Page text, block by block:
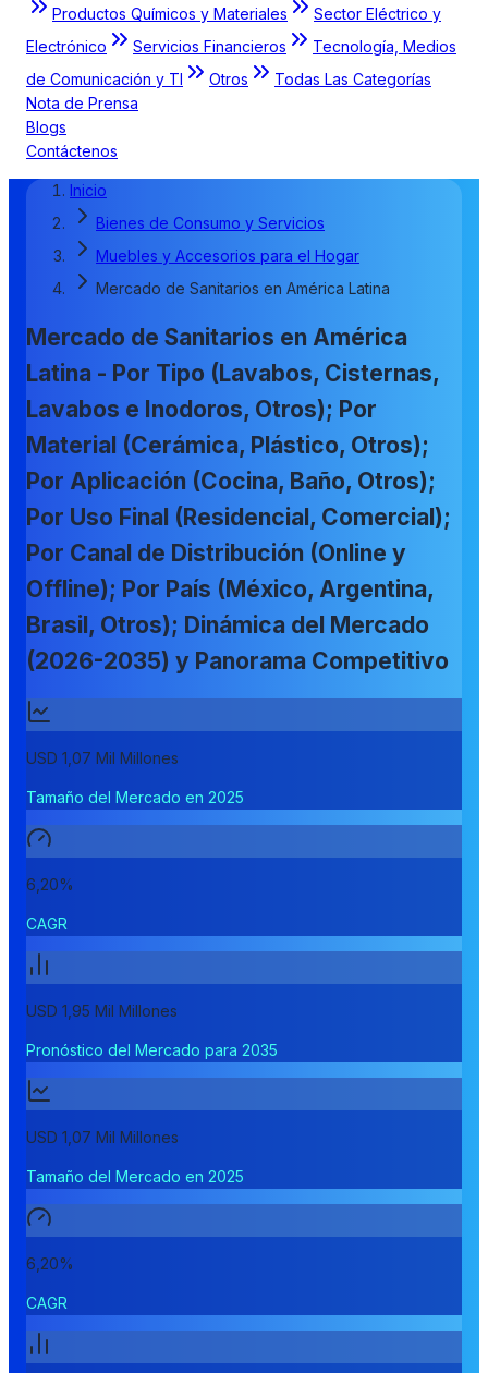
Productos Químicos y Materiales
Sector Eléctrico y
Electrónico
Servicios Financieros
Tecnología, Medios
de Comunicación y TI
Otros
Todas Las Categorías
Nota de Prensa
Blogs
Contáctenos
Inicio
Bienes de Consumo y Servicios
Muebles y Accesorios para el Hogar
Mercado de Sanitarios en América Latina
Mercado de Sanitarios en América
Latina - Por Tipo (Lavabos, Cisternas,
Lavabos e Inodoros, Otros); Por
Material (Cerámica, Plástico, Otros);
Por Aplicación (Cocina, Baño, Otros);
Por Uso Final (Residencial, Comercial);
Por Canal de Distribución (Online y
Offline); Por País (México, Argentina,
Brasil, Otros); Dinámica del Mercado
(2026-2035) y Panorama Competitivo
USD 1,07 Mil Millones
Tamaño del Mercado en 2025
6,20%
CAGR
USD 1,95 Mil Millones
Pronóstico del Mercado para 2035
USD 1,07 Mil Millones
Tamaño del Mercado en 2025
6,20%
CAGR